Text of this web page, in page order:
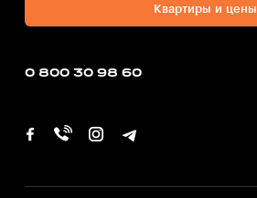
Квартиры и цены
0 800 30 98 60